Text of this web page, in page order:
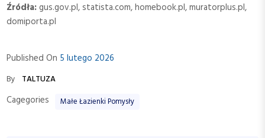
Źródła:gus.gov.pl, statista.com, homebook.pl, muratorplus.pl,
domiporta.pl
Published On 5 lutego 2026
By TALTUZA
Cagegories Małe Łazienki Pomysły